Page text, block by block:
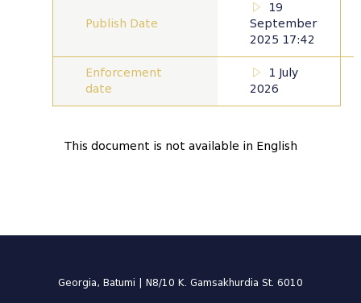
Publish Date
19
September
2025 17:42
Enforcement
date
1 July
2026
This document is not available in English
Georgia, Batumi | N8/10 K. Gamsakhurdia St. 6010